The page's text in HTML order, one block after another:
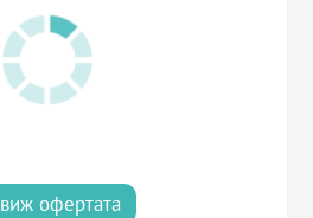
виж офертата